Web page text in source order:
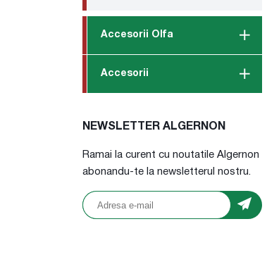
Accesorii Olfa
Accesorii
NEWSLETTER ALGERNON
Ramai la curent cu noutatile Algernon
abonandu-te la newsletterul nostru.